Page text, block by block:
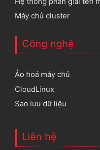
Máy chủ cluster
Công nghệ
Ảo hoá máy chủ
CloudLinux
Sao lưu dữ liệu
Liên hệ